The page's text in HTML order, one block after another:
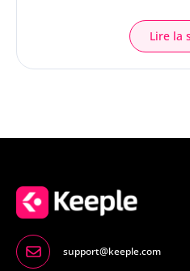
Lire la
support@keeple.com